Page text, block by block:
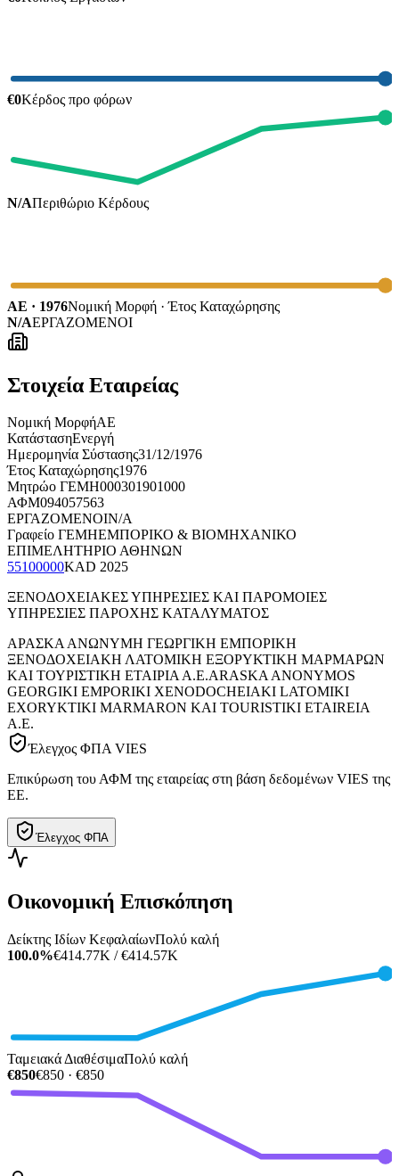
€0Κέρδος προ φόρων
N/AΠεριθώριο Κέρδους
ΑΕ · 1976Νομική Μορφή · Έτος Καταχώρησης
N/AΕΡΓΑΖΟΜΕΝΟΙ
Στοιχεία Εταιρείας
Νομική ΜορφήΑΕ
ΚατάστασηΕνεργή
Ημερομηνία Σύστασης31/12/1976
Έτος Καταχώρησης1976
Μητρώο ΓΕΜΗ000301901000
ΑΦΜ094057563
ΕΡΓΑΖΟΜΕΝΟΙN/A
Γραφείο ΓΕΜΗΕΜΠΟΡΙΚΟ & ΒΙΟΜΗΧΑΝΙΚΟ
ΕΠΙΜΕΛΗΤΗΡΙΟ ΑΘΗΝΩΝ
55100000KAD 2025
ΞΕΝΟΔΟΧΕΙΑΚΕΣ ΥΠΗΡΕΣΙΕΣ ΚΑΙ ΠΑΡΟΜΟΙΕΣ
ΥΠΗΡΕΣΙΕΣ ΠΑΡΟΧΗΣ ΚΑΤΑΛΥΜΑΤΟΣ
ΑΡΑΣΚΑ ΑΝΩΝΥΜΗ ΓΕΩΡΓΙΚΗ ΕΜΠΟΡΙΚΗ
ΞΕΝΟΔΟΧΕΙΑΚΗ ΛΑΤΟΜΙΚΗ ΕΞΟΡΥΚΤΙΚΗ ΜΑΡΜΑΡΩΝ
ΚΑΙ ΤΟΥΡΙΣΤΙΚΗ ΕΤΑΙΡΙΑ Α.Ε.ARASKA ANONYMOS
GEORGIKI EMPORIKI XENODOCHEIAKI LATOMIKI
EXORYKTIKI MARMARON KAI TOURISTIKI ETAIREIA
A.E.
Έλεγχος ΦΠΑ VIES
Επικύρωση του ΑΦΜ της εταιρείας στη βάση δεδομένων VIES της
ΕΕ.
Έλεγχος ΦΠΑ
Οικονομική Επισκόπηση
Δείκτης Ιδίων ΚεφαλαίωνΠολύ καλή
100.0%€414.77K / €414.57K
Ταμειακά ΔιαθέσιμαΠολύ καλή
€850€850 · €850